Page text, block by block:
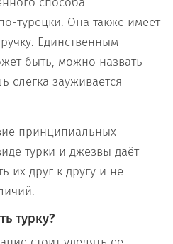
турецки. Она также имеет
Единственным
быть, можно назвать
слегка зауживается
принципиальных
турки и джезвы даёт
их друг к другу и не
турку?